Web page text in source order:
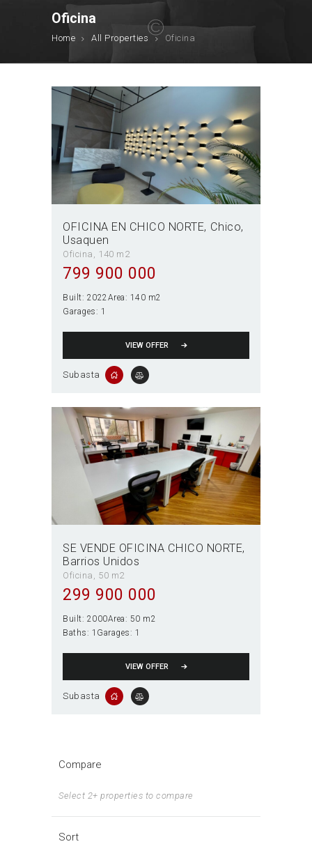
Oficina
Home All Properties Oficina
OFICINA EN CHICO NORTE Chico
Usaquen
Oficina 140 m2
799 900 000
Built: 2022Area: 140 m2
Garages: 1
VIEW OFFER
Subasta
SE VENDE OFICINA CHICO NORTE
Barrios Unidos
Oficina 50 m2
299 900 000
Built: 2000Area: 50 m2
Baths: 1 Garages: 1
VIEW OFFER
Subasta
Compare
Select 2+ properties to compare
Sort